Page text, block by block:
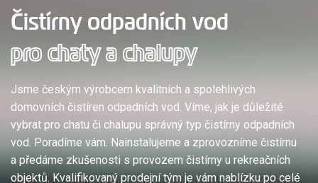
Čistírny odpadních vod
pro chaty a chalupy
Jsme českým výrobcem kvalitních a spolehlivých
domovních čistíren odpadních vod. Víme, jak je důležité
vybrat pro chatu či chalupu správný typ čistírny odpadních
vod. Poradíme vám. Nainstalujeme a zprovozníme čistírnu
a předáme zkušenosti s provozem čistírny u rekreačních
objektů. Kvalifikovaný prodejní tým je vám nablízku po celé